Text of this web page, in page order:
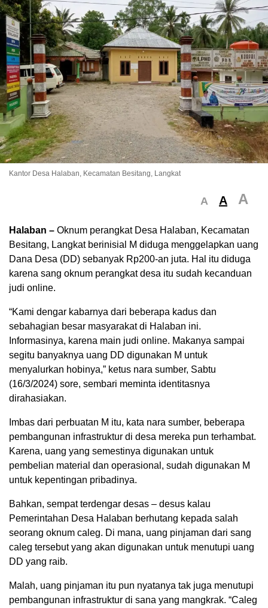
Kantor Desa Halaban, Kecamatan Besitang, Langkat
A A A
Halaban – Oknum perangkat Desa Halaban, Kecamatan
Besitang, Langkat berinisial M diduga menggelapkan uang
Dana Desa (DD) sebanyak Rp200-an juta. Hal itu diduga
karena sang oknum perangkat desa itu sudah kecanduan
judi online.
“Kami dengar kabarnya dari beberapa kadus dan
sebahagian besar masyarakat di Halaban ini.
Informasinya, karena main judi online. Makanya sampai
segitu banyaknya uang DD digunakan M untuk
menyalurkan hobinya,” ketus nara sumber, Sabtu
(16/3/2024) sore, sembari meminta identitasnya
dirahasiakan.
Imbas dari perbuatan M itu, kata nara sumber, beberapa
pembangunan infrastruktur di desa mereka pun terhambat.
Karena, uang yang semestinya digunakan untuk
pembelian material dan operasional, sudah digunakan M
untuk kepentingan pribadinya.
Bahkan, sempat terdengar desas – desus kalau
Pemerintahan Desa Halaban berhutang kepada salah
seorang oknum caleg. Di mana, uang pinjaman dari sang
caleg tersebut yang akan digunakan untuk menutupi uang
DD yang raib.
Malah, uang pinjaman itu pun nyatanya tak juga menutupi
pembangunan infrastruktur di sana yang mangkrak. “Caleg